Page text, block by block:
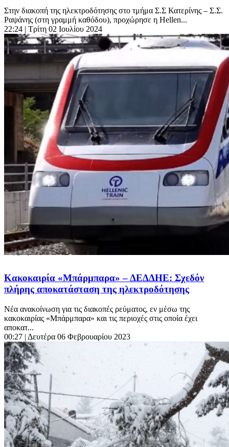
Στην διακοπή της ηλεκτροδότησης στο τμήμα Σ.Σ Κατερίνης – Σ.Σ.
Ραψάνης (στη γραμμή καθόδου), προχώρησε η Hellen...
22:24 | Τρίτη 02 Ιουλίου 2024
Κακοκαιρία «Μπάρμπαρα» – ΔΕΔΔΗΕ: Σχεδόν
πλήρης αποκατάσταση της ηλεκτροδότησης
Νέα ανακοίνωση για τις διακοπές ρεύματος, εν μέσω της
κακοκαιρίας «Μπάρμπαρα» και τις περιοχές στις οποία έχει
αποκατ...
00:27 | Δευτέρα 06 Φεβρουαρίου 2023